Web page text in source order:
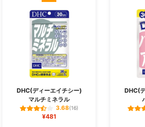
DHC(ディーエイチシー)
マルチミネラル
3.68(16)
¥481
DHC(